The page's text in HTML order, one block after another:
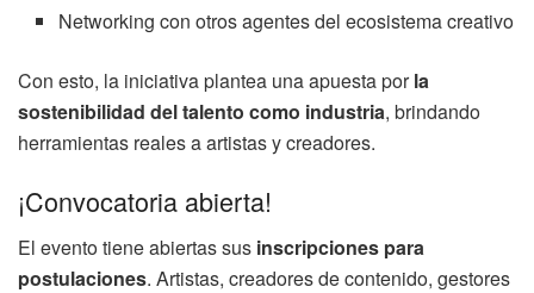
Networking con otros agentes del ecosistema creativo
Con esto, la iniciativa plantea una apuesta porla
sostenibilidad del talento como industria, brindando
herramientas reales a artistas y creadores.
¡Convocatoria abierta!
El evento tiene abiertas sus inscripciones para
postulaciones. Artistas, creadores de contenido, gestores